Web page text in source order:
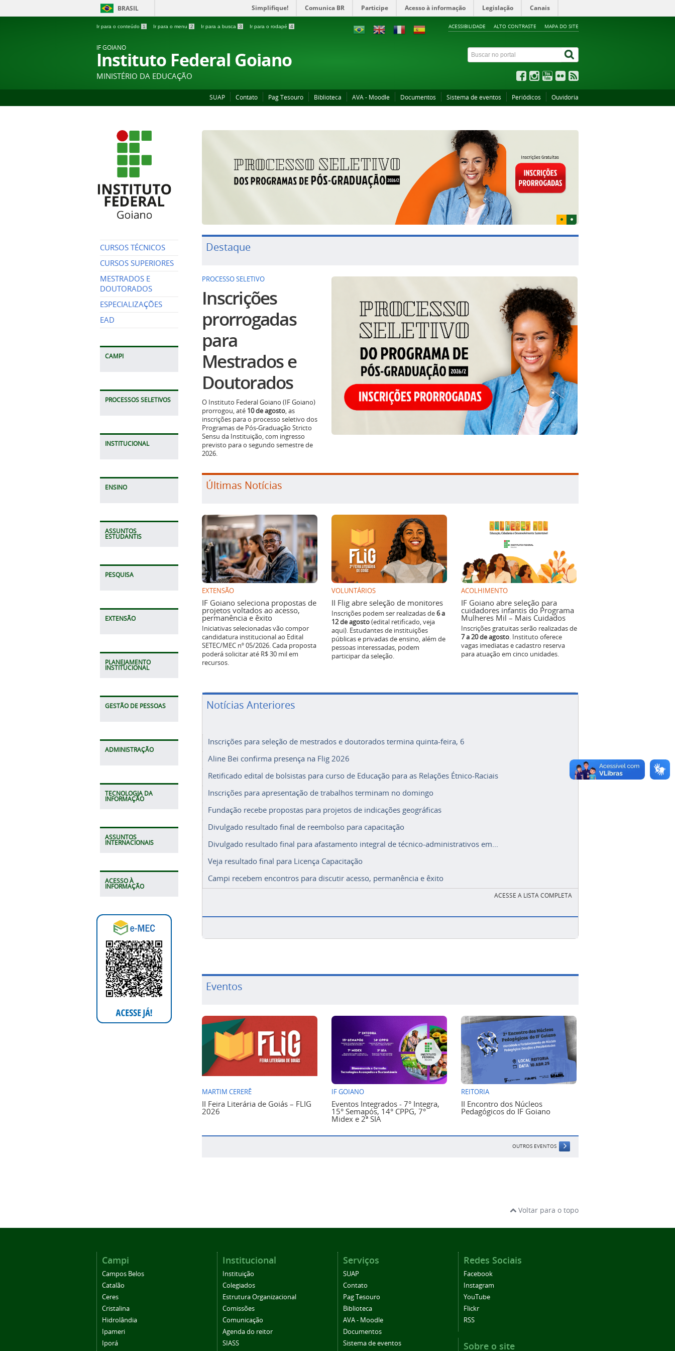
BRASIL Simplifique! Comunica BR Participe Acesso à informação Legislação Canais
Ir para o conteúdo 1 Ir para o menu 2 Ir para a busca 3 Ir para o rodapé 4 ACESSIBILIDADE ALTO CONTRASTE MAPA DO SITE
IF GOIANO
Instituto Federal Goiano
MINISTÉRIO DA EDUCAÇÃO
SUAP Contato Pag Tesouro Biblioteca AVA - Moodle Documentos Sistema de eventos Periódicos Ouvidoria
CURSOS TÉCNICOS
CURSOS SUPERIORES
MESTRADOS E
DOUTORADOS
ESPECIALIZAÇÕES
EAD
CAMPI
PROCESSOS SELETIVOS
INSTITUCIONAL
ENSINO
ASSUNTOS
ESTUDANTIS
PESQUISA
EXTENSÃO
PLANEJAMENTO
INSTITUCIONAL
GESTÃO DE PESSOAS
ADMINISTRAÇÃO
TECNOLOGIA DA
INFORMAÇÃO
ASSUNTOS
INTERNACIONAIS
ACESSO À
INFORMAÇÃO
Destaque
PROCESSO SELETIVO
Inscrições
prorrogadas
para
Mestrados e
Doutorados
O Instituto Federal Goiano (IF Goiano)
prorrogou, até 10 de agosto, as
inscrições para o processo seletivo dos
Programas de Pós-Graduação Stricto
Sensu da Instituição, com ingresso
previsto para o segundo semestre de
2026.
Últimas Notícias
EXTENSÃO
IF Goiano seleciona propostas de
projetos voltados ao acesso,
permanência e êxito
Iniciativas selecionadas vão compor
candidatura institucional ao Edital
SETEC/MEC nº 05/2026. Cada proposta
poderá solicitar até R$ 30 mil em
recursos.
VOLUNTÁRIOS
II Flig abre seleção de monitores
Inscrições podem ser realizadas de6 a
12 de agosto(edital retificado, veja
aqui). Estudantes de instituições
públicas e privadas de ensino, além de
pessoas interessadas, podem
participar da seleção.
ACOLHIMENTO
IF Goiano abre seleção para
cuidadores infantis do Programa
Mulheres Mil – Mais Cuidados
Inscrições gratuitas serão realizadas de
7 a 20 de agosto. Instituto oferece
vagas imediatas e cadastro reserva
para atuação em cinco unidades.
Notícias Anteriores
Inscrições para seleção de mestrados e doutorados termina quinta-feira, 6
Aline Bei confirma presença na Flig 2026
Retificado edital de bolsistas para curso de Educação para as Relações Étnico-Raciais
Inscrições para apresentação de trabalhos terminam no domingo
Fundação recebe propostas para projetos de indicações geográficas
Divulgado resultado final de reembolso para capacitação
Divulgado resultado final para afastamento integral de técnico-administrativos em...
Veja resultado final para Licença Capacitação
Campi recebem encontros para discutir acesso, permanência e êxito
ACESSE A LISTA COMPLETA
Eventos
MARTIM CERERÊ
II Feira Literária de Goiás – FLIG
2026
IF GOIANO
Eventos Integrados - 7° Integra,
15° Semapós, 14° CPPG, 7°
Midex e 2ª SIA
REITORIA
II Encontro dos Núcleos
Pedagógicos do IF Goiano
OUTROS EVENTOS
Voltar para o topo
Campi
Campos Belos
Catalão
Ceres
Cristalina
Hidrolândia
Ipameri
Iporá
Institucional
Instituição
Colegiados
Estrutura Organizacional
Comissões
Comunicação
Agenda do reitor
SIASS
Serviços
SUAP
Contato
Pag Tesouro
Biblioteca
AVA - Moodle
Documentos
Sistema de eventos
Redes Sociais
Facebook
Instagram
YouTube
Flickr
RSS
Sobre o site